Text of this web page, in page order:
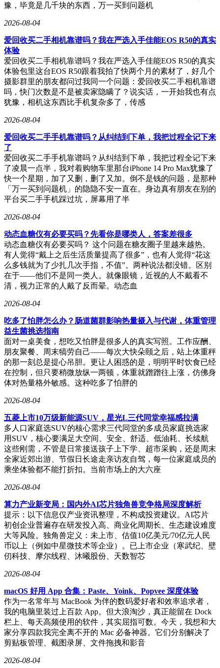
豫，毕竟是几千块的东西，万一买到问题机
2026-08-04
爱回收买二手相机靠谱吗？我在严选入手佳能EOS R50的真实
体验
爱回收买二手相机靠谱吗？我在严选入手佳能EOS R50的真实
体验包里这台EOS R50跟着我拍了快两个月的素材了，好几个
摄影群里的朋友都问过我同一个问题：爱回收买二手相机靠谱
吗，快门次数是不是被卖家隐瞒了？说实话，一开始我也有点
犹豫，相机这东西比手机复杂多了，传感
2026-08-04
爱回收买二手手机靠谱吗？从纠结到下单，我把过程全记下来
了
爱回收买二手手机靠谱吗？从纠结到下单，我把过程全记下来
了凌晨一点半，我对着购物车里那台iPhone 14 Pro Max犹豫了
快一个星期，加了又删，删了又加。倒不是钱的问题，是那种
「万一买到问题机」的隐隐不安一直在。身边真有朋友在别的
平台买二手手机踩过坑，屏幕用了半
2026-08-04
动态血糖仪有必要买吗？先看你是哪类人，答案差很多
动态血糖仪有必要买吗？ 这个问题在糖友圈子里越来越热。
有人觉得“戴上之后生活质量提高了很多”，也有人觉得“花这
么多钱就为了少扎几次手指，不值”。两种说法都没错。区别
在于——他们不是同一类人。就像眼镜，近视的人不戴看不
清，视力正常的人戴了反而晕。动态血
2026-08-04
吃多了怕胖怎么办？肠道菌群影响热量摄入与代谢，体重管理
益生菌挑选指南
面对一桌美食，想吃又怕胖是很多人的真实写照。工作应酬、
朋友聚餐、周末犒劳自己——每次大快朵颐之后，站上体重秤
的那一刻总是提心吊胆。更让人困惑的是，明明平时饮食已经
在控制，但只要稍微放纵一两顿，体重就蹭蹭往上涨，仿佛身
体对热量格外敏感。这种吃多了怕胖的
2026-08-04
五菱上市10万级新能源SUV，星光L三代同堂幸福感拉满
多人口家庭选SUV的核心需求三代同堂的多成员家庭挑选家
用SUV，核心要满足大空间、安全、舒适、低油耗、长续航
这些刚需，不管是日常接送孩子上下学、超市采购，还是周末
全家近郊出游、节假日长途走亲访友自驾，每一位家庭成员的
乘坐体验都不能打折扣。当前市场上的大六座
2026-08-04
算力产业新变局：国内外AI芯片独角兽竞争格局深度解析
提示：以下信息仅产业资讯整理，不构成投资建议。AI芯片
初创企业普遍存在研发投入高、商业化周期长、生态建设难度
大等风险。独角兽定义：未上市、估值10亿美元/70亿元人民
币以上（例如中星微技术等企业）。已上市企业（寒武纪、壁
仞科技、摩尔线程、沐曦股份、天数智芯
2026-08-04
macOS 好用 App 合集：Paste、Yoink、Popvee 深度体验
作为一名常年与 MacBook 为伴的数码爱好者和效率追求者，
我的电脑里装过上百款 App。但大浪淘沙，真正能留在 Dock
栏上、每天高频使用的软件，其实屈指可数。今天，我想和大
家分享四款我完全离不开的 Mac 必备神器。它们分别解决了
剪贴板管理、截图录屏、文件拖拽和影音
2026-08-04